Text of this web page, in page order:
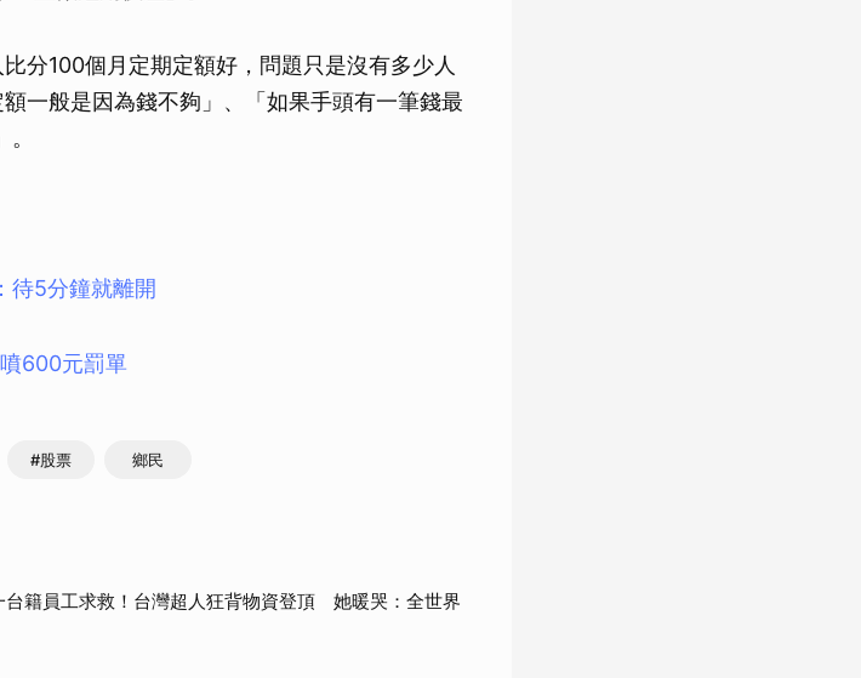
分100個月定期定額好，問題只是沒有多少人
一般是因為錢不夠」、「如果手頭有一筆錢最
待5分鐘就離開
600元罰單
#股票 鄉民
台籍員工求救！台灣超人狂背物資登頂 她暖哭：全世界